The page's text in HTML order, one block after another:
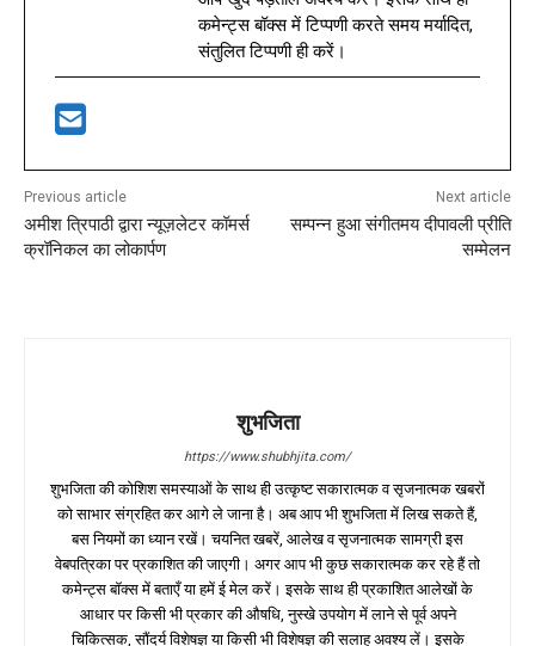
कमेन्ट्स बॉक्स में टिप्पणी करते समय मर्यादित,
संतुलित टिप्पणी ही करें।
Previous article
अमीश त्रिपाठी द्वारा न्यूज़लेटर कॉमर्स
क्रॉनिकल का लोकार्पण
Next article
सम्पन्न हुआ संगीतमय दीपावली प्रीति
सम्मेलन
शुभजिता
https://www.shubhjita.com/
शुभजिता की कोशिश समस्याओं के साथ ही उत्कृष्ट सकारात्मक व सृजनात्मक खबरों
को साभार संग्रहित कर आगे ले जाना है। अब आप भी शुभजिता में लिख सकते हैं,
बस नियमों का ध्यान रखें। चयनित खबरें, आलेख व सृजनात्मक सामग्री इस
वेबपत्रिका पर प्रकाशित की जाएगी। अगर आप भी कुछ सकारात्मक कर रहे हैं तो
कमेन्ट्स बॉक्स में बताएँ या हमें ई मेल करें। इसके साथ ही प्रकाशित आलेखों के
आधार पर किसी भी प्रकार की औषधि, नुस्खे उपयोग में लाने से पूर्व अपने
चिकित्सक, सौंदर्य विशेषज्ञ या किसी भी विशेषज्ञ की सलाह अवश्य लें। इसके